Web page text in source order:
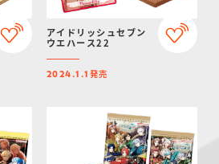
アイドリッシュセブン
ウエハース22
2024.1.1 発売